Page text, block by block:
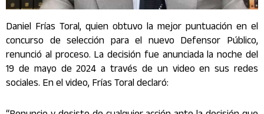
Daniel Frías Toral, quien obtuvo la mejor puntuación en el
concurso de selección para el nuevo Defensor Público,
renunció al proceso. La decisión fue anunciada la noche del
19 de mayo de 2024 a través de un video en sus redes
sociales. En el video, Frías Toral declaró: